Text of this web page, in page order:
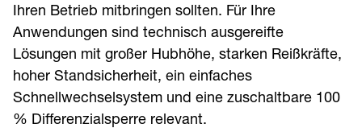
Ihren Betrieb mitbringen sollten. Für Ihre
Anwendungen sind technisch ausgereifte
Lösungen mit großer Hubhöhe, starken Reißkräfte,
hoher Standsicherheit, ein einfaches
Schnellwechselsystem und eine zuschaltbare 100
% Differenzialsperre relevant.